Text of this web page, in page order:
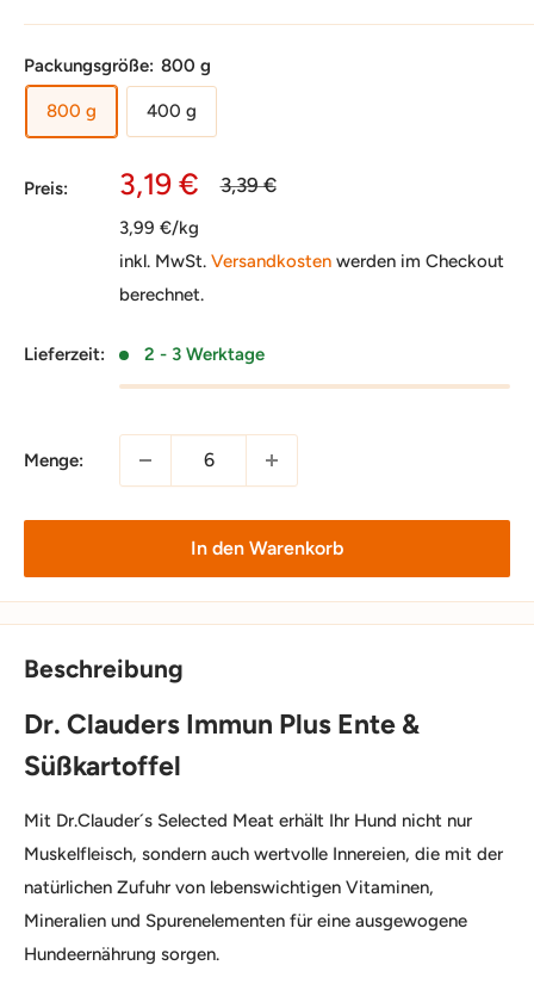
Packungsgröße: 800 g
800 g 400 g
Preis: Sonderpreis
3,19 € Normalpreis
3,39 €
3,99 €/kg
inkl. MwSt. Versandkosten werden im Checkout
berechnet.
Lieferzeit: 2 - 3 Werktage
Menge:
In den Warenkorb
Beschreibung
Dr. Clauders Immun Plus Ente &
Süßkartoffel
Mit Dr.Clauder´s Selected Meat erhält Ihr Hund nicht nur
Muskelfleisch, sondern auch wertvolle Innereien, die mit der
natürlichen Zufuhr von lebenswichtigen Vitaminen,
Mineralien und Spurenelementen für eine ausgewogene
Hundeernährung sorgen.